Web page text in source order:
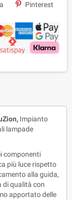
Pinterest
Impianto
lampade
componenti
più luce rispetto
alla guida,
di qualità con
apportato delle